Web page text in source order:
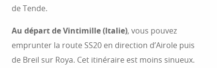
de Tende.
Au départ de Vintimille (Italie), vous pouvez
emprunter la route SS20 en direction d’Airole puis
de Breil sur Roya. Cet itinéraire est moins sinueux.